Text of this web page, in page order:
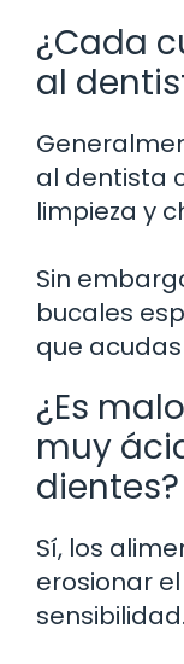
¿Cada
al
al dentista
limpieza y
Sin
bucales
que
¿Es
muy
dientes?
Sí, los
erosionar
sensibilidad.